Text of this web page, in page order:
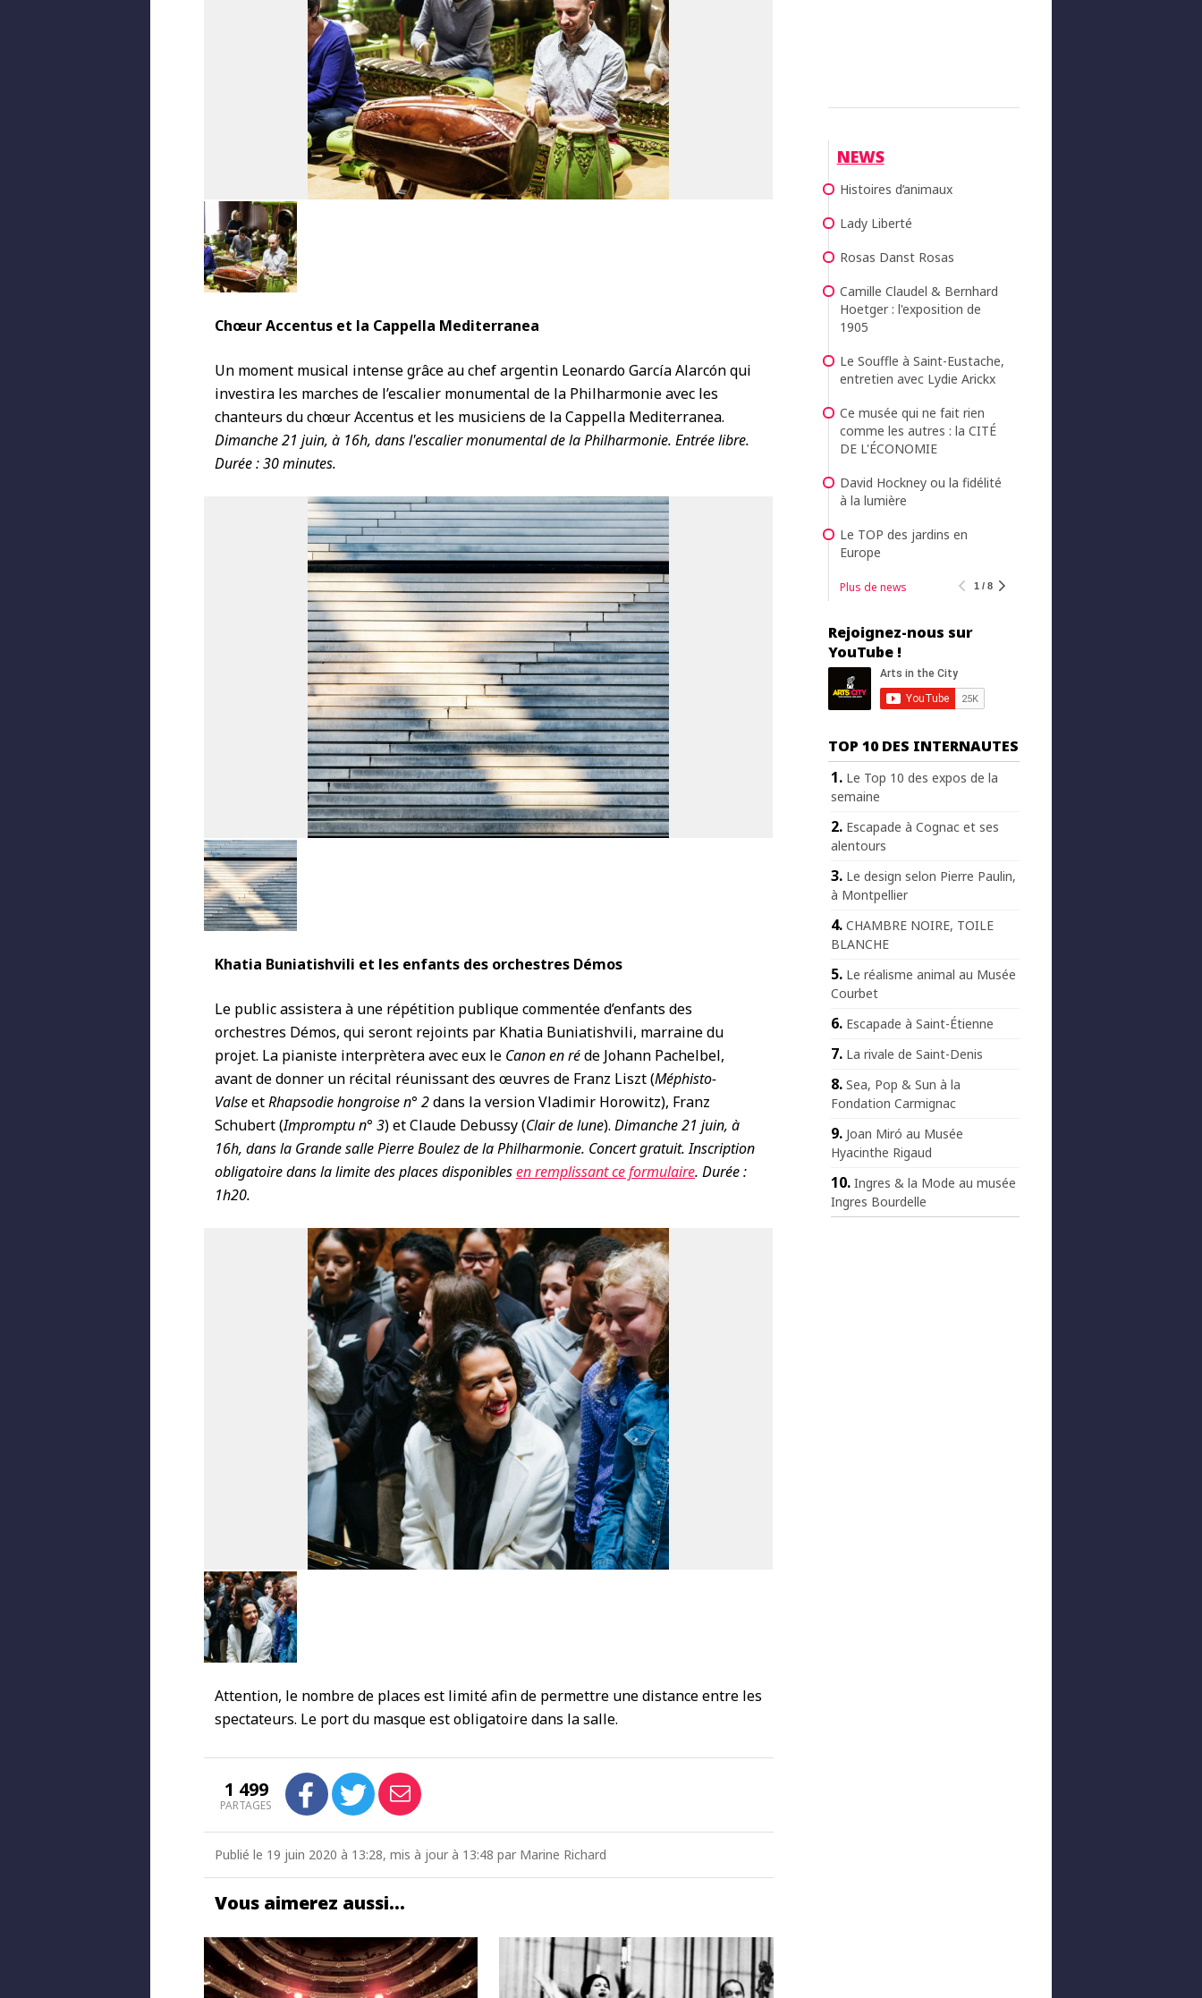
Chœur Accentus et la Cappella Mediterranea
Un moment musical intense grâce au chef argentin Leonardo García Alarcón qui
investira les marches de l’escalier monumental de la Philharmonie avec les
chanteurs du chœur Accentus et les musiciens de la Cappella Mediterranea.
Dimanche 21 juin, à 16h, dans l'escalier monumental de la Philharmonie. Entrée libre.
Durée : 30 minutes.
Khatia Buniatishvili et les enfants des orchestres Démos
Le public assistera à une répétition publique commentée d’enfants des
orchestres Démos, qui seront rejoints par Khatia Buniatishvili, marraine du
projet. La pianiste interprètera avec eux le Canon en réde Johann Pachelbel,
avant de donner un récital réunissant des œuvres de Franz Liszt (Méphisto-
ValseetRhapsodie hongroise n° 2dans la version Vladimir Horowitz), Franz
Schubert (Impromptu n° 3) et Claude Debussy (Clair de lune). Dimanche 21 juin, à
16h, dans la Grande salle Pierre Boulez de la Philharmonie. Concert gratuit. Inscription
obligatoire dans la limite des places disponiblesen remplissant ce formulaire. Durée :
1h20.
Attention, le nombre de places est limité afin de permettre une distance entre les
spectateurs. Le port du masque est obligatoire dans la salle.
1 499
PARTAGES
Publié le 19 juin 2020 à 13:28, mis à jour à 13:48 par Marine Richard
Vous aimerez aussi…
NEWS
Histoires d’animaux
Lady Liberté
Rosas Danst Rosas
Camille Claudel & Bernhard
Hoetger : l'exposition de
1905
Le Souffle à Saint-Eustache,
entretien avec Lydie Arickx
Ce musée qui ne fait rien
comme les autres : la CITÉ
DE L'ÉCONOMIE
David Hockney ou la fidélité
à la lumière
Le TOP des jardins en
Europe
Plus de news 1 / 8
Rejoignez-nous sur
YouTube !
TOP 10 DES INTERNAUTES
Le Top 10 des expos de la
semaine
Escapade à Cognac et ses
alentours
Le design selon Pierre Paulin,
à Montpellier
CHAMBRE NOIRE, TOILE
BLANCHE
Le réalisme animal au Musée
Courbet
Escapade à Saint-Étienne
La rivale de Saint-Denis
Sea, Pop & Sun à la
Fondation Carmignac
Joan Miró au Musée
Hyacinthe Rigaud
Ingres & la Mode au musée
Ingres Bourdelle